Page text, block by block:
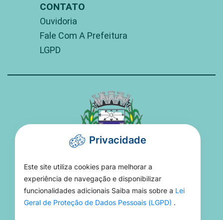
CONTATO
Ouvidoria
Fale Com A Prefeitura
LGPD
PREFEITURA DE TORIXORÉU
Rua 15 De Novembro, 16 - Setor Aeroporto -
Privacidade
Este site utiliza cookies para melhorar a
experiência de navegação e disponibilizar
funcionalidades adicionais Saiba mais sobre a Lei
Geral de Proteção de Dados Pessoais (LGPD) .